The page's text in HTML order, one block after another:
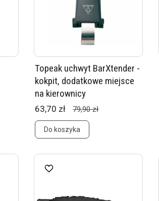
Topeak uchwyt BarXtender -
kokpit, dodatkowe miejsce
na kierownicy
63,70 zł 79,90 zł
Do koszyka